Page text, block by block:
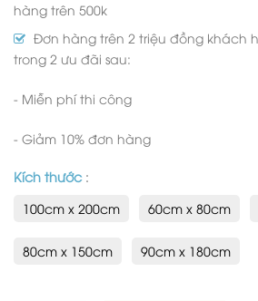
hàng trên 500k
Đơn hàng trên 2 triệu đồng khách
trong 2 ưu đãi sau:
- Miễn phí thi công
- Giảm 10% đơn hàng
Kích thước :
100cm x 200cm
60cm x 80cm
80cm x 150cm 90cm x 180cm